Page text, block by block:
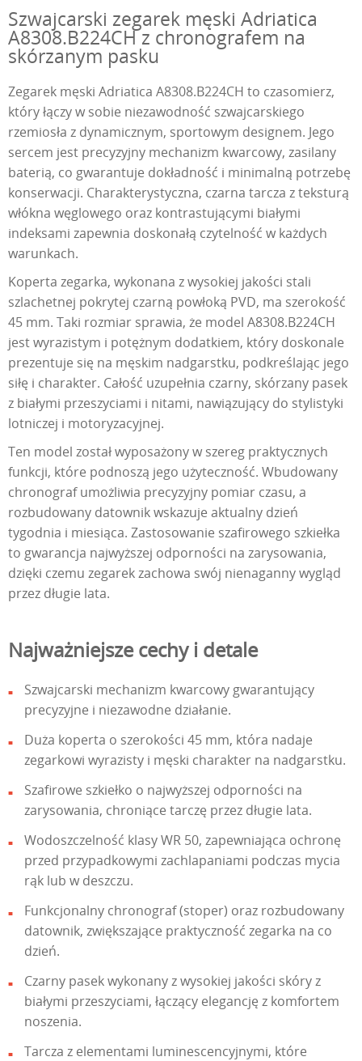
Szwajcarski zegarek męski Adriatica
A8308.B224CH z chronografem na
skórzanym pasku
Zegarek męski Adriatica A8308.B224CH to czasomierz,
który łączy w sobie niezawodność szwajcarskiego
rzemiosła z dynamicznym, sportowym designem. Jego
sercem jest precyzyjny mechanizm kwarcowy, zasilany
baterią, co gwarantuje dokładność i minimalną potrzebę
konserwacji. Charakterystyczna, czarna tarcza z teksturą
włókna węglowego oraz kontrastującymi białymi
indeksami zapewnia doskonałą czytelność w każdych
warunkach.
Koperta zegarka, wykonana z wysokiej jakości stali
szlachetnej pokrytej czarną powłoką PVD, ma szerokość
45 mm. Taki rozmiar sprawia, że model A8308.B224CH
jest wyrazistym i potężnym dodatkiem, który doskonale
prezentuje się na męskim nadgarstku, podkreślając jego
siłę i charakter. Całość uzupełnia czarny, skórzany pasek
z białymi przeszyciami i nitami, nawiązujący do stylistyki
lotniczej i motoryzacyjnej.
Ten model został wyposażony w szereg praktycznych
funkcji, które podnoszą jego użyteczność. Wbudowany
chronograf umożliwia precyzyjny pomiar czasu, a
rozbudowany datownik wskazuje aktualny dzień
tygodnia i miesiąca. Zastosowanie szafirowego szkiełka
to gwarancja najwyższej odporności na zarysowania,
dzięki czemu zegarek zachowa swój nienaganny wygląd
przez długie lata.
Najważniejsze cechy i detale
Szwajcarski mechanizm kwarcowy gwarantujący
precyzyjne i niezawodne działanie.
Duża koperta o szerokości 45 mm, która nadaje
zegarkowi wyrazisty i męski charakter na nadgarstku.
Szafirowe szkiełko o najwyższej odporności na
zarysowania, chroniące tarczę przez długie lata.
Wodoszczelność klasy WR 50, zapewniająca ochronę
przed przypadkowymi zachlapaniami podczas mycia
rąk lub w deszczu.
Funkcjonalny chronograf (stoper) oraz rozbudowany
datownik, zwiększające praktyczność zegarka na co
dzień.
Czarny pasek wykonany z wysokiej jakości skóry z
białymi przeszyciami, łączący elegancję z komfortem
noszenia.
Tarcza z elementami luminescencyjnymi, które